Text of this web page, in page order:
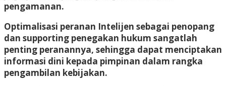
pengamanan.
Optimalisasi peranan Intelijen sebagai penopang
dan supporting penegakan hukum sangatlah
penting peranannya, sehingga dapat menciptakan
informasi dini kepada pimpinan dalam rangka
pengambilan kebijakan.